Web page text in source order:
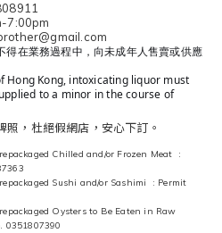
7:00pm
得在業務過程中，向未成年人售賣或供應
Hong Kong, intoxicating liquor must
to a minor in the course of
照，杜絕假網店，安心下訂。
Chilled and/or Frozen Meat :
Sushi and/or Sashimi : Permit
Oysters to Be Eaten in Raw
0351807390